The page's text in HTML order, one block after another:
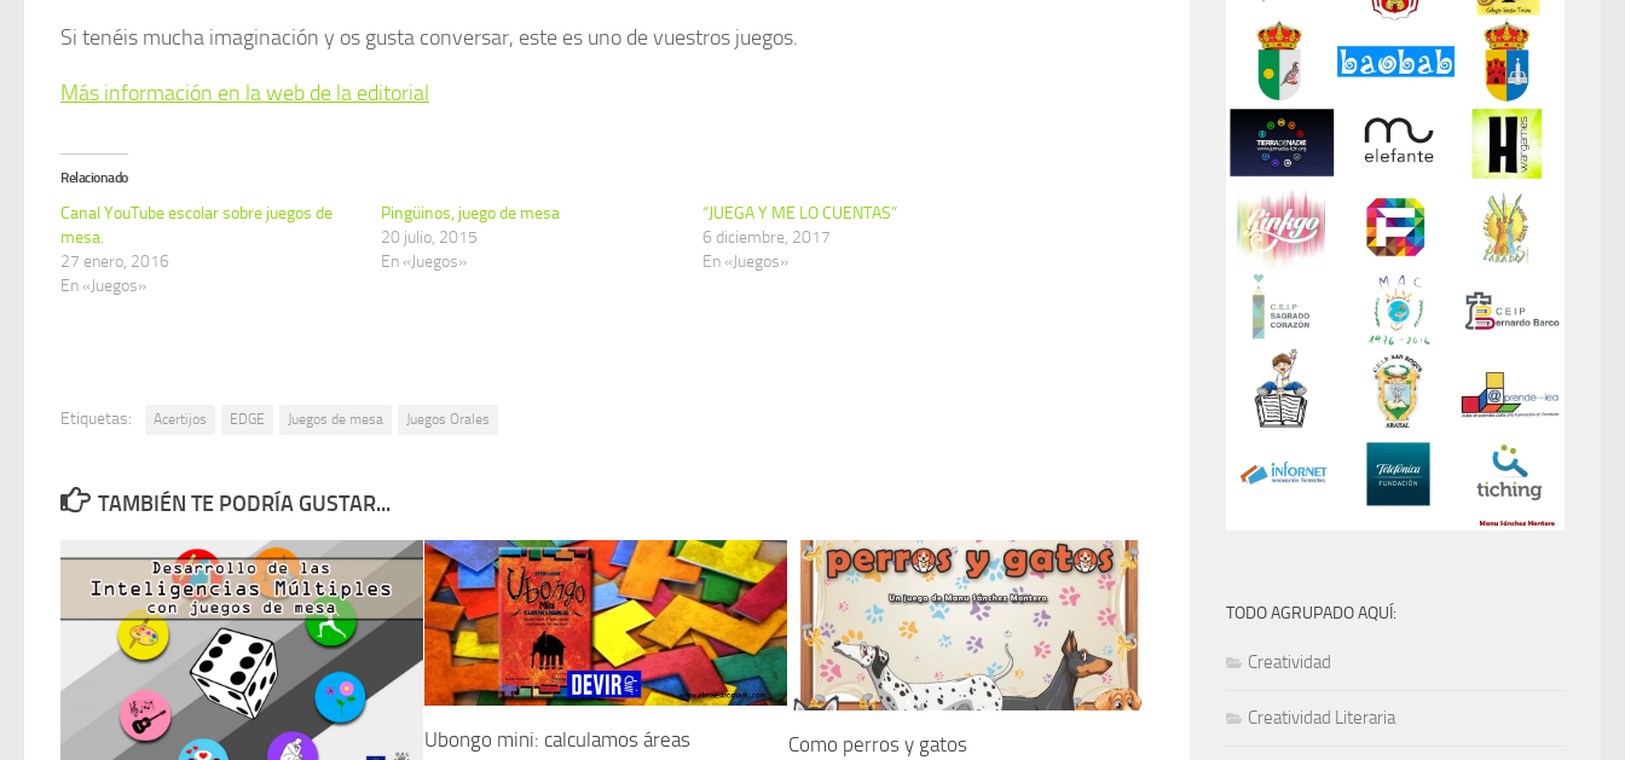
Si tenéis mucha imaginación y os gusta conversar, este es uno de vuestros juegos.
Más información en la web de la editorial
Relacionado
Canal YouTube escolar sobre juegos de
mesa.
27 enero, 2016
En «Juegos»
Pingüinos, juego de mesa
20 julio, 2015
En «Juegos»
“JUEGA Y ME LO CUENTAS”
6 diciembre, 2017
En «Juegos»
Etiquetas: Acertijos EDGE Juegos de mesa Juegos Orales
TAMBIÉN TE PODRÍA GUSTAR...
Ubongo mini: calculamos áreas Como perros y gatos
TODO AGRUPADO AQUÍ:
Creatividad
Creatividad Literaria